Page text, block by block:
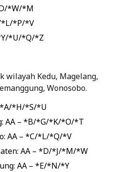
*W/*M
*L/*P/*V
*U/*Q/*Z
wilayah Kedu, Magelang,
Wonosobo.
*A/*H/*S/*U
AA – *B/*G/*K/*O/*T
AA – *C/*L/*Q/*V
AA – *D/*J/*M/*W
AA – *E/*N/*Y